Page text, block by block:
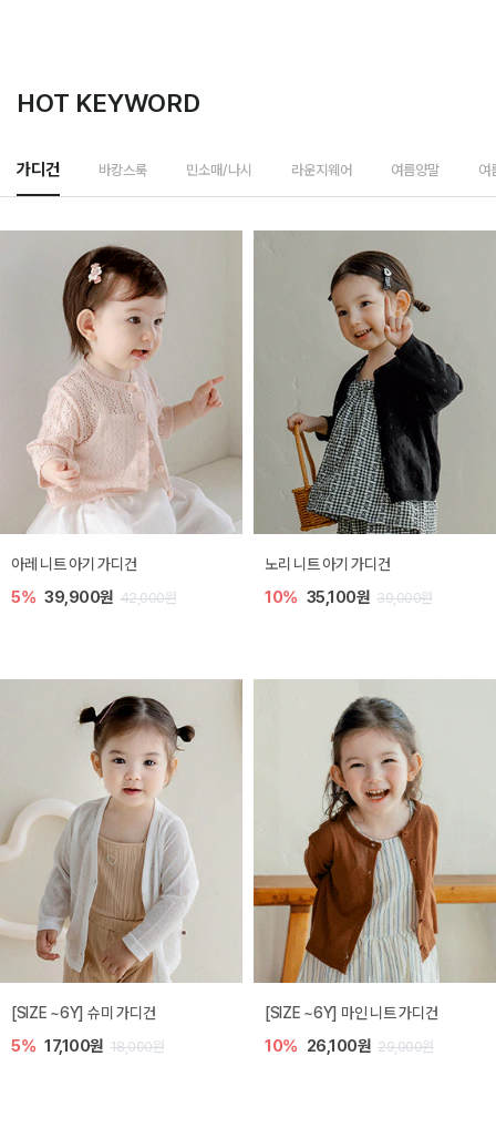
HOT KEYWORD
가디건 바캉스룩 민소매/나시 라운지웨어 여름양말 여
[SIZE ~6Y] 로메이 라운지 셋업
10% 23,400원 26,000원
밀라 아기 원피스
20% 27,200원 34,000원
밀라 아기 점프수트
10% 30,600원 34,000원
밀라 아기 셋업
20% 35,200원 44,000원